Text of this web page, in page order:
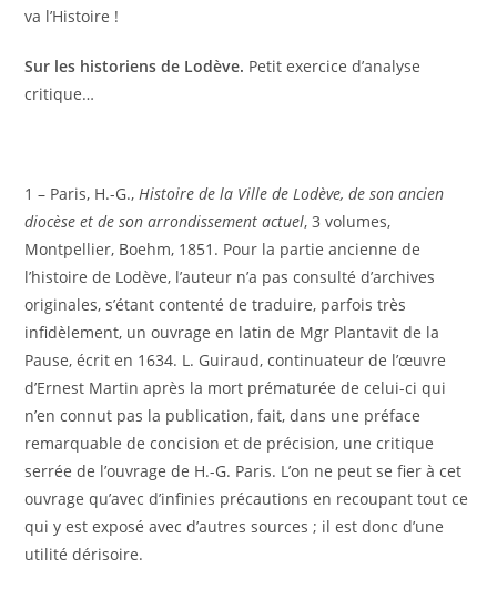
va l’Histoire !
Sur les historiens de Lodève. Petit exercice d’analyse
critique…
1 – Paris, H.-G.,Histoire de la Ville de Lodève, de son ancien
diocèse et de son arrondissement actuel, 3 volumes,
Montpellier, Boehm, 1851. Pour la partie ancienne de
l’histoire de Lodève, l’auteur n’a pas consulté d’archives
originales, s’étant contenté de traduire, parfois très
infidèlement, un ouvrage en latin de Mgr Plantavit de la
Pause, écrit en 1634. L. Guiraud, continuateur de l’œuvre
d’Ernest Martin après la mort prématurée de celui-ci qui
n’en connut pas la publication, fait, dans une préface
remarquable de concision et de précision, une critique
serrée de l’ouvrage de H.-G. Paris. L’on ne peut se fier à cet
ouvrage qu’avec d’infinies précautions en recoupant tout ce
qui y est exposé avec d’autres sources ; il est donc d’une
utilité dérisoire.